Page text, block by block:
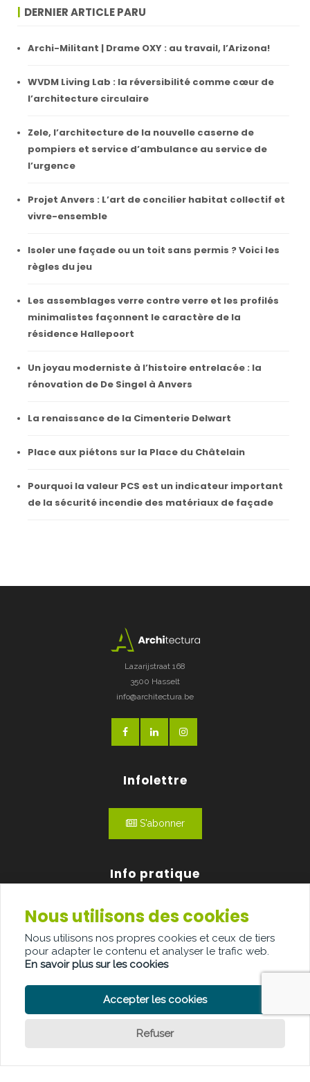
DERNIER ARTICLE PARU
Archi-Militant | Drame OXY : au travail, l’Arizona!
WVDM Living Lab : la réversibilité comme cœur de
l’architecture circulaire
Zele, l’architecture de la nouvelle caserne de
pompiers et service d’ambulance au service de
l’urgence
Projet Anvers : L’art de concilier habitat collectif et
vivre-ensemble
Isoler une façade ou un toit sans permis ? Voici les
règles du jeu
Les assemblages verre contre verre et les profilés
minimalistes façonnent le caractère de la
résidence Hallepoort
Un joyau moderniste à l’histoire entrelacée : la
rénovation de De Singel à Anvers
La renaissance de la Cimenterie Delwart
Place aux piétons sur la Place du Châtelain
Pourquoi la valeur PCS est un indicateur important
de la sécurité incendie des matériaux de façade
Lazarijstraat 168
3500 Hasselt
info@architectura.be
Infolettre
S'abonner
Info pratique
Qui sommes-nous?
Publicité
Contact
Nous utilisons des cookies
Nous utilisons nos propres cookies et ceux de tiers
pour adapter le contenu et analyser le trafic web.
En savoir plus sur les cookies
Accepter les cookies
Refuser